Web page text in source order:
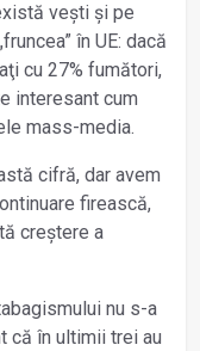
vești și pe
în UE: dacă
cu 27% fumători,
interesant cum
mass-media.
cifră, dar avem
firească,
creștere a
nu s-a
că în ultimii trei au